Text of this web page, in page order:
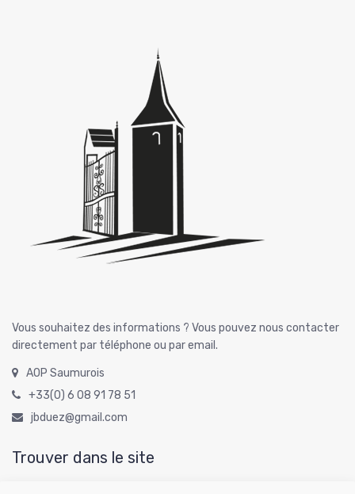
Vous souhaitez des informations ? Vous pouvez nous contacter
directement par téléphone ou par email.
AOP Saumurois
+33(0) 6 08 91 78 51
jbduez@gmail.com
Trouver dans le site